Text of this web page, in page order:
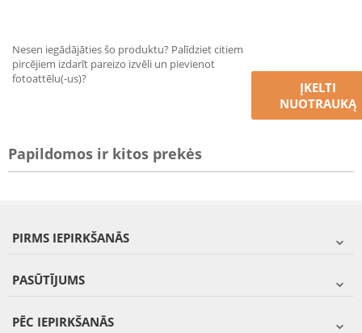
Nesen iegādājāties šo produktu? Palīdziet citiem
pircējiem izdarīt pareizo izvēli un pievienot
fotoattēlu(-us)?
ĮKELTI
NUOTRAUKĄ
Papildomos ir kitos prekės
PIRMS IEPIRKŠANĀS
PASŪTĪJUMS
PĒC IEPIRKŠANĀS